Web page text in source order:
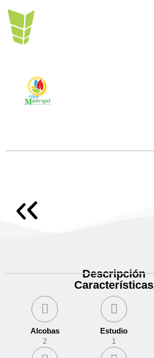
Descripción
Características
Alcobas
2
Estudio
1